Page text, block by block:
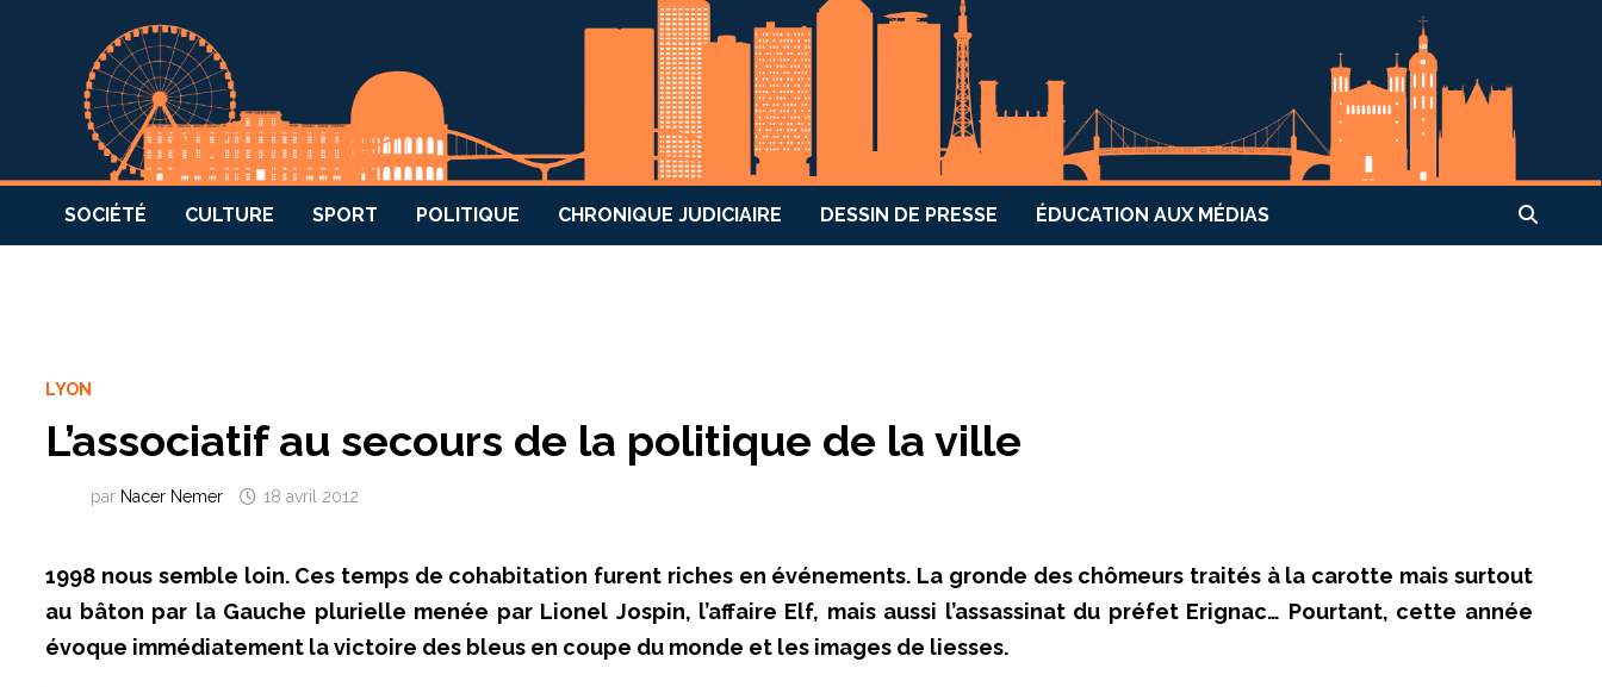
SOCIÉTÉ CULTURE SPORT POLITIQUE CHRONIQUE JUDICIAIRE DESSIN DE PRESSE ÉDUCATION AUX MÉDIAS
LYON
L’associatif au secours de la politique de la ville
par Nacer Nemer 18 avril 2012
1998 nous semble loin. Ces temps de cohabitation furent riches en événements. La gronde des chômeurs traités à la carotte mais surtout
au bâton par la Gauche plurielle menée par Lionel Jospin, l’affaire Elf, mais aussi l’assassinat du préfet Erignac… Pourtant, cette année
évoque immédiatement la victoire des bleus en coupe du monde et les images de liesses.